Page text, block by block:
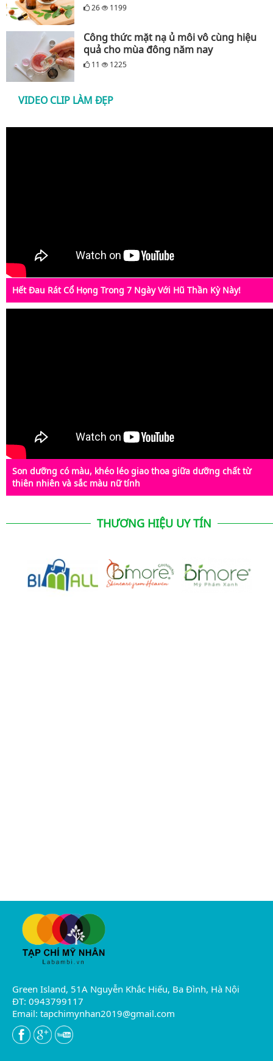
26 1199
Công thức mặt nạ ủ môi vô cùng hiệu
quả cho mùa đông năm nay
11 1225
VIDEO CLIP LÀM ĐẸP
Hết Đau Rát Cổ Họng Trong 7 Ngày Với Hũ Thần Kỳ Này!
Son dưỡng có màu, khéo léo giao thoa giữa dưỡng chất từ
thiên nhiên và sắc màu nữ tính
THƯƠNG HIỆU UY TÍN
Green Island, 51A Nguyễn Khắc Hiếu, Ba Đình, Hà Nội
ĐT: 0943799117
Email: tapchimynhan2019@gmail.com